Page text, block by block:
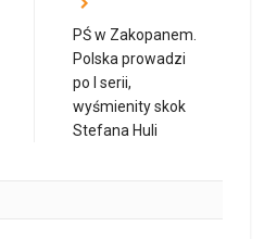
PŚ w Zakopanem.
Polska prowadzi
po I serii,
wyśmienity skok
Stefana Huli